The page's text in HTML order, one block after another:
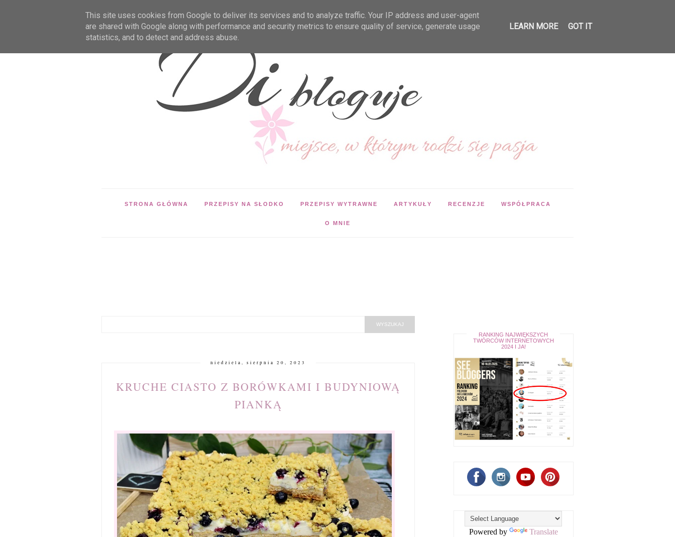
STRONA GŁÓWNA PRZEPISY NA SŁODKO PRZEPISY WYTRAWNE ARTYKUŁY RECENZJE WSPÓŁPRACA
O MNIE
niedziela, sierpnia 20, 2023
KRUCHE CIASTO Z BORÓWKAMI I BUDYNIOWĄ
PIANKĄ
RANKING NAJWIĘKSZYCH
TWÓRCÓW INTERNETOWYCH
2024 I JA!
Powered by Translate
This site uses cookies from Google to deliver its services and to analyze traffic. Your IP address and user-agent
are shared with Google along with performance and security metrics to ensure quality of service, generate usage
statistics, and to detect and address abuse.
LEARN MORE GOT IT